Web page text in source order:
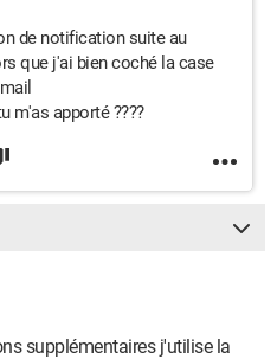
de notification suite au
que j'ai bien coché la case
m'as apporté ????
supplémentaires j'utilise la